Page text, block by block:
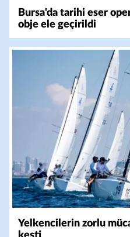
Bursa'da tarihi eser
obje ele geçirildi
Yelkencilerin zorlu